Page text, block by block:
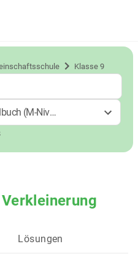
Klasse 9
(M-Niveau)
Lösungen